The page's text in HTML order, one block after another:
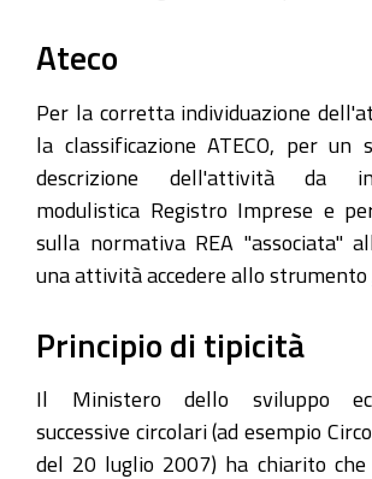
Ateco
Per la corretta individuazione
la classificazione ATECO, per un
descrizione dell'attività da
modulistica Registro Imprese e
sulla normativa REA "associata"
una attività accedere allo strumento
Principio di tipicità
Il Ministero dello sviluppo
successive circolari (ad esempio
del 20 luglio 2007) ha chiarito